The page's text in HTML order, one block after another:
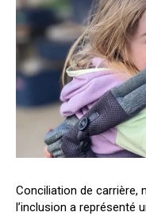
Conciliation de carrière,
l’inclusion a représenté